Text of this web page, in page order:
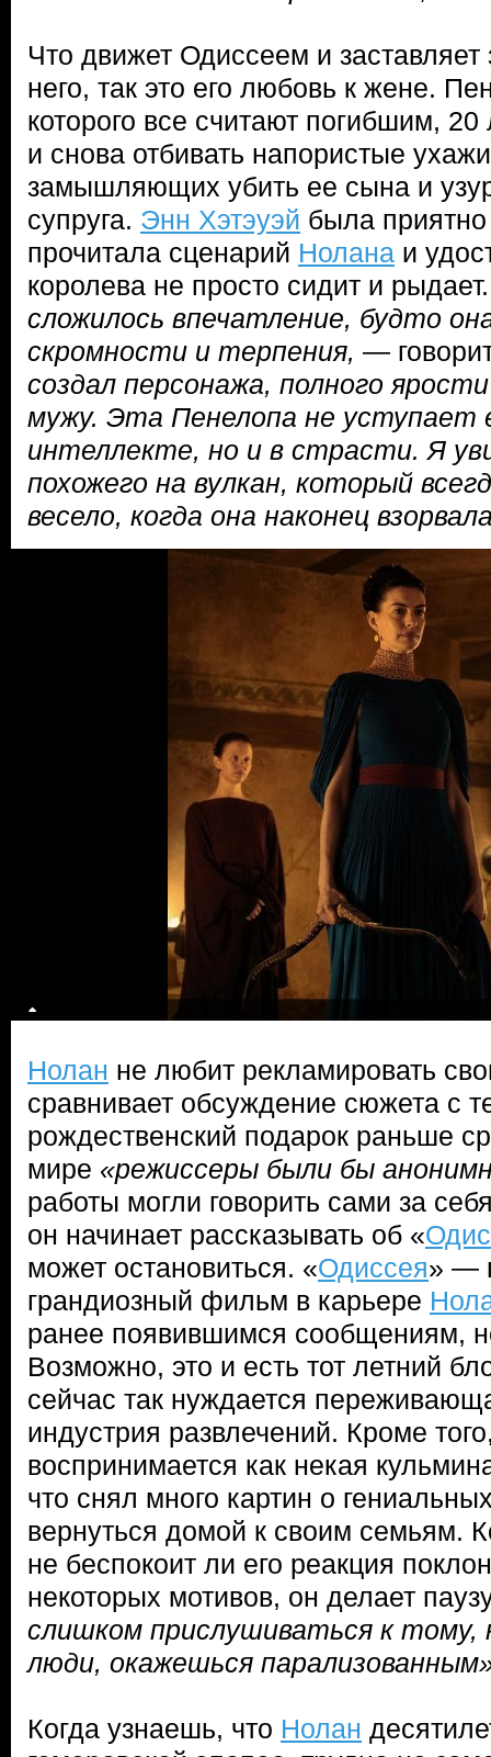
Что движет Одиссеем и заставляет
него, так это его любовь к жене.
которого все считают погибшим, 20
и снова отбивать напористые
замышляющих убить ее сына и
супруга. Энн Хэтэуэй была приятно
прочитала сценарий Нолана и
королева не просто сидит и
сложилось впечатление, будто
скромности и терпения, —
создал персонажа, полного
мужу. Эта Пенелопа не уступает
интеллекте, но и в страсти. Я
похожего на вулкан, который
весело, когда она наконец
Нолан не любит рекламировать
сравнивает обсуждение сюжета с
рождественский подарок раньше
мире «режиссеры были бы
работы могли говорить сами за
он начинает рассказывать об «
может остановиться. «Одиссея» —
грандиозный фильм в карьере
ранее появившимся сообщениям,
Возможно, это и есть тот летний
сейчас так нуждается
индустрия развлечений. Кроме
воспринимается как некая
что снял много картин о
вернуться домой к своим семьям.
не беспокоит ли его реакция
некоторых мотивов, он делает
слишком прислушиваться к
люди, окажешься
Когда узнаешь, что Нолан